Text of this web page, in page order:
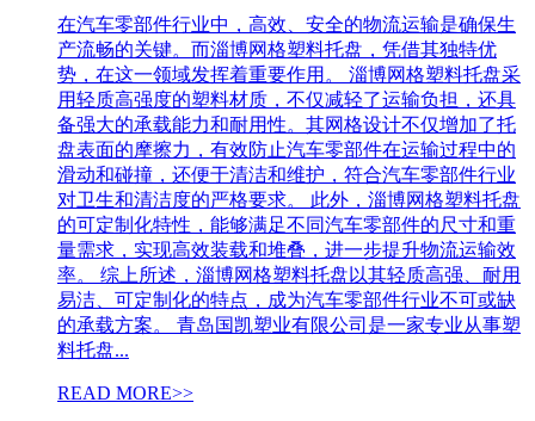
在汽车零部件行业中，高效、安全的物流运输是确保生
产流畅的关键。而淄博网格塑料托盘，凭借其独特优
势，在这一领域发挥着重要作用。 淄博网格塑料托盘采
用轻质高强度的塑料材质，不仅减轻了运输负担，还具
备强大的承载能力和耐用性。其网格设计不仅增加了托
盘表面的摩擦力，有效防止汽车零部件在运输过程中的
滑动和碰撞，还便于清洁和维护，符合汽车零部件行业
对卫生和清洁度的严格要求。 此外，淄博网格塑料托盘
的可定制化特性，能够满足不同汽车零部件的尺寸和重
量需求，实现高效装载和堆叠，进一步提升物流运输效
率。 综上所述，淄博网格塑料托盘以其轻质高强、耐用
易洁、可定制化的特点，成为汽车零部件行业不可或缺
的承载方案。 青岛国凯塑业有限公司是一家专业从事塑
料托盘...
READ MORE>>